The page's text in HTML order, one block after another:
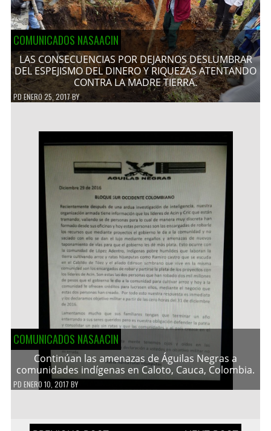
COMUNICADOS NASAACIN
LAS CONSECUENCIAS POR DEJARNOS DESLUMBRAR
DEL ESPEJISMO DEL DINERO Y RIQUEZAS ATENTANDO
CONTRA LA MADRE TIERRA.
PDENERO 25, 2017BY
COMUNICADOS NASAACIN
Continúan las amenazas de Águilas Negras a
comunidades indígenas en Caloto, Cauca, Colombia.
PD ENERO 10, 2017 BY